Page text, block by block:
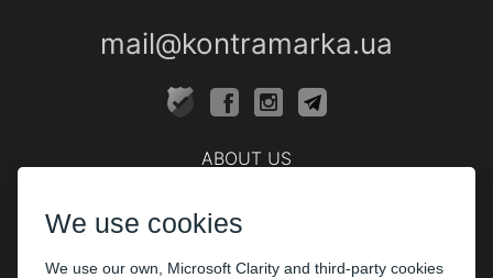
mail@kontramarka.ua
ABOUT US
We use cookies
We use our own, Microsoft Clarity and third-party cookies